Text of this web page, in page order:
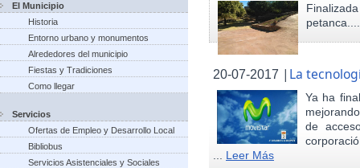
El Municipio
Historia
Entorno urbano y monumentos
Alrededores del municipio
Fiestas y Tradiciones
Como llegar
Servicios
Ofertas de Empleo y Desarrollo Local
Bibliobus
Servicios Asistenciales y Sociales
20-07-2017 | La
Ya ha
de
Leer Más